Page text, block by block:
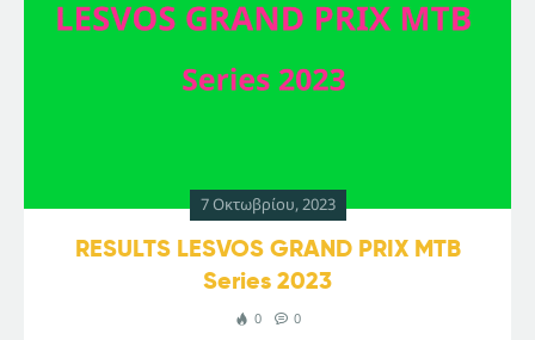
7 Οκτωβρίου, 2023
RESULTS LESVOS GRAND PRIX MTB
Series 2023
0 0